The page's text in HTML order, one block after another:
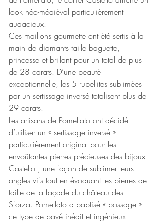
look néo-médiéval particulièrement
audacieux.
Ces maillons gourmette ont été sertis à la
main de diamants taille baguette,
princesse et brillant pour un total de plus
de 28 carats. D’une beauté
exceptionnelle, les 5 rubellites sublimées
par un sertissage inversé totalisent plus de
29 carats.
Les artisans de Pomellato ont décidé
d’utiliser un « sertissage inversé »
particulièrement original pour les
envoûtantes pierres précieuses des bijoux
Castello ; une façon de sublimer leurs
angles vifs tout en évoquant les pierres de
taille de la façade du château des
Sforza. Pomellato a baptisé « bossage »
ce type de pavé inédit et ingénieux.